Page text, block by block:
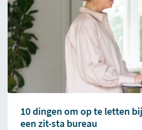
10 dingen om op te letten
een zit-sta bureau